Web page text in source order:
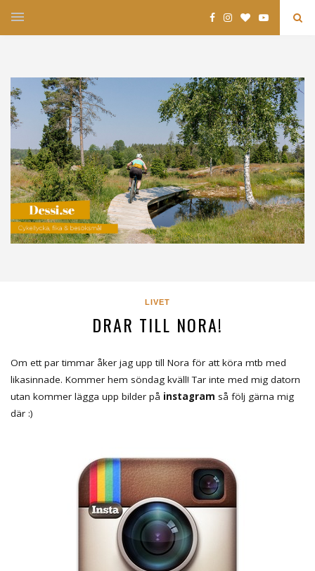
LIVET
DRAR TILL NORA!
Om ett par timmar åker jag upp till Nora för att köra mtb med
likasinnade. Kommer hem söndag kväll! Tar inte med mig datorn
utan kommer lägga upp bilder på instagram så följ gärna mig
där :)